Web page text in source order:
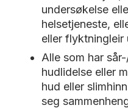
undersøkelse
helsetjeneste,
eller flyktningleir
Alle som har
hudlidelse eller
hud eller
seg